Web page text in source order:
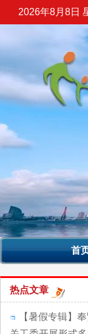
2026年8月8日
首
热点文章
【暑假专辑】